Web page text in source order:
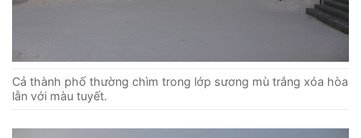
Cả thành phố thường chìm trong lớp sương mù trắng xóa hòa
lẫn với màu tuyết.